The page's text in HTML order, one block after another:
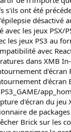
s'ils ont été
désactivé
avec les jeux PSX/
les jeux PS3 au
avec
dans XMB
d'écran
d'écran
PS3_GAME/
d'écran du jeu
de
Brick sur les